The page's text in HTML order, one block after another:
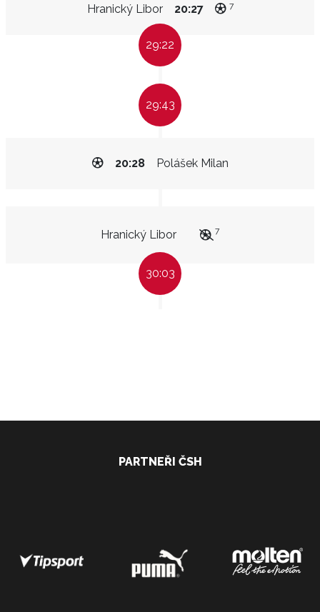
Hranický Libor 20:27 7
29:22
29:43
Polášek Milan
20:28
Hranický Libor 7
30:03
PARTNEŘI ČSH